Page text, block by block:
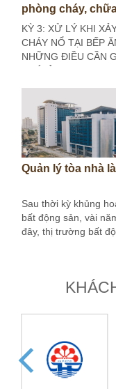
phòng cháy,
cháy tại bếp ăn
nghiệp (Kỳ 3)
KỲ 3: XỬ LÝ KHI
CHÁY NỔ TẠI BẾP
NHỮNG ĐIỀU CẦN
NHỚ Ở các…
Quản lý tòa nhà
Sau thời kỳ khủng
bất động sản, vài
đây, thị trường bất